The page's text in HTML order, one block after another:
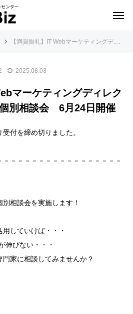
【満員御礼】IT Webマーケティングディレクター丸山氏による個別相談会 6月24日開催
2025.08.03
マーケティングディレク
別相談会 6月24日開催
付を締め切りました。
－－－－－－－－－－－－－－－－－
別相談会を実施します！
用していけば・・・
伸びない・・・
家に相談してみませんか ？